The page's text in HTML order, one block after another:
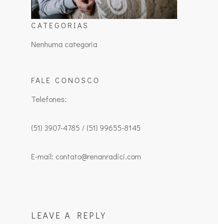
CATEGORIAS
Nenhuma categoria
FALE CONOSCO
Telefones:
(51) 3907-4785 / (51) 99655-8145
E-mail: contato@renanradici.com
LEAVE A REPLY